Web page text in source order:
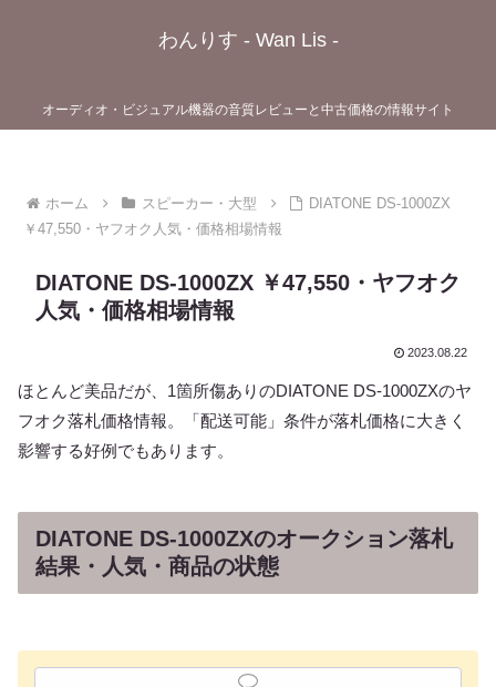
わんりす - Wan Lis -
オーディオ・ビジュアル機器の音質レビューと中古価格の情報サイト
ホーム スピーカー・大型
DIATONE DS-1000ZX
￥47,550・ヤフオク人気・価格相場情報
DIATONE DS-1000ZX ￥47,550・ヤフオク
人気・価格相場情報
2023.08.22
ほとんど美品だが、1箇所傷ありのDIATONE DS-1000ZXのヤ
フオク落札価格情報。「配送可能」条件が落札価格に大きく
影響する好例でもあります。
DIATONE DS-1000ZXのオークション落札
結果・人気・商品の状態